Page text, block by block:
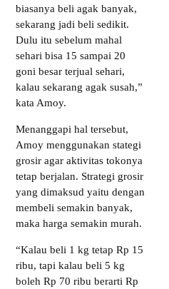
biasanya beli agak banyak,
sekarang jadi beli sedikit.
Dulu itu sebelum mahal
sehari bisa 15 sampai 20
goni besar terjual sehari,
kalau sekarang agak susah,”
kata Amoy.
Menanggapi hal tersebut,
Amoy menggunakan stategi
grosir agar aktivitas tokonya
tetap berjalan. Strategi grosir
yang dimaksud yaitu dengan
membeli semakin banyak,
maka harga semakin murah.
“Kalau beli 1 kg tetap Rp 15
ribu, tapi kalau beli 5 kg
boleh Rp 70 ribu berarti Rp